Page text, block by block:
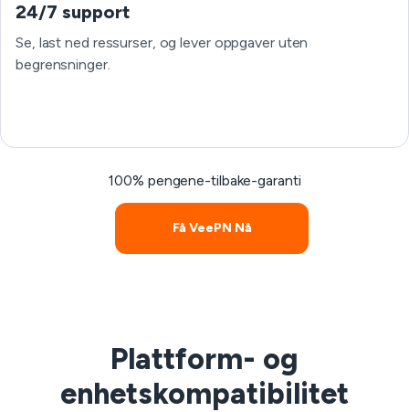
24/7 support
Se, last ned ressurser, og lever oppgaver uten
begrensninger.
100% pengene-tilbake-garanti
Få VeePN Nå
Plattform- og
enhetskompatibilitet